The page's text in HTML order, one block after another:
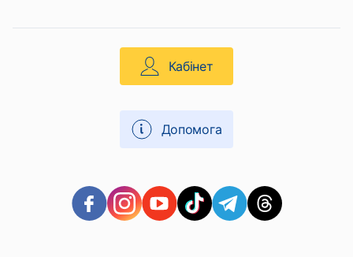
Кабінет
Допомога